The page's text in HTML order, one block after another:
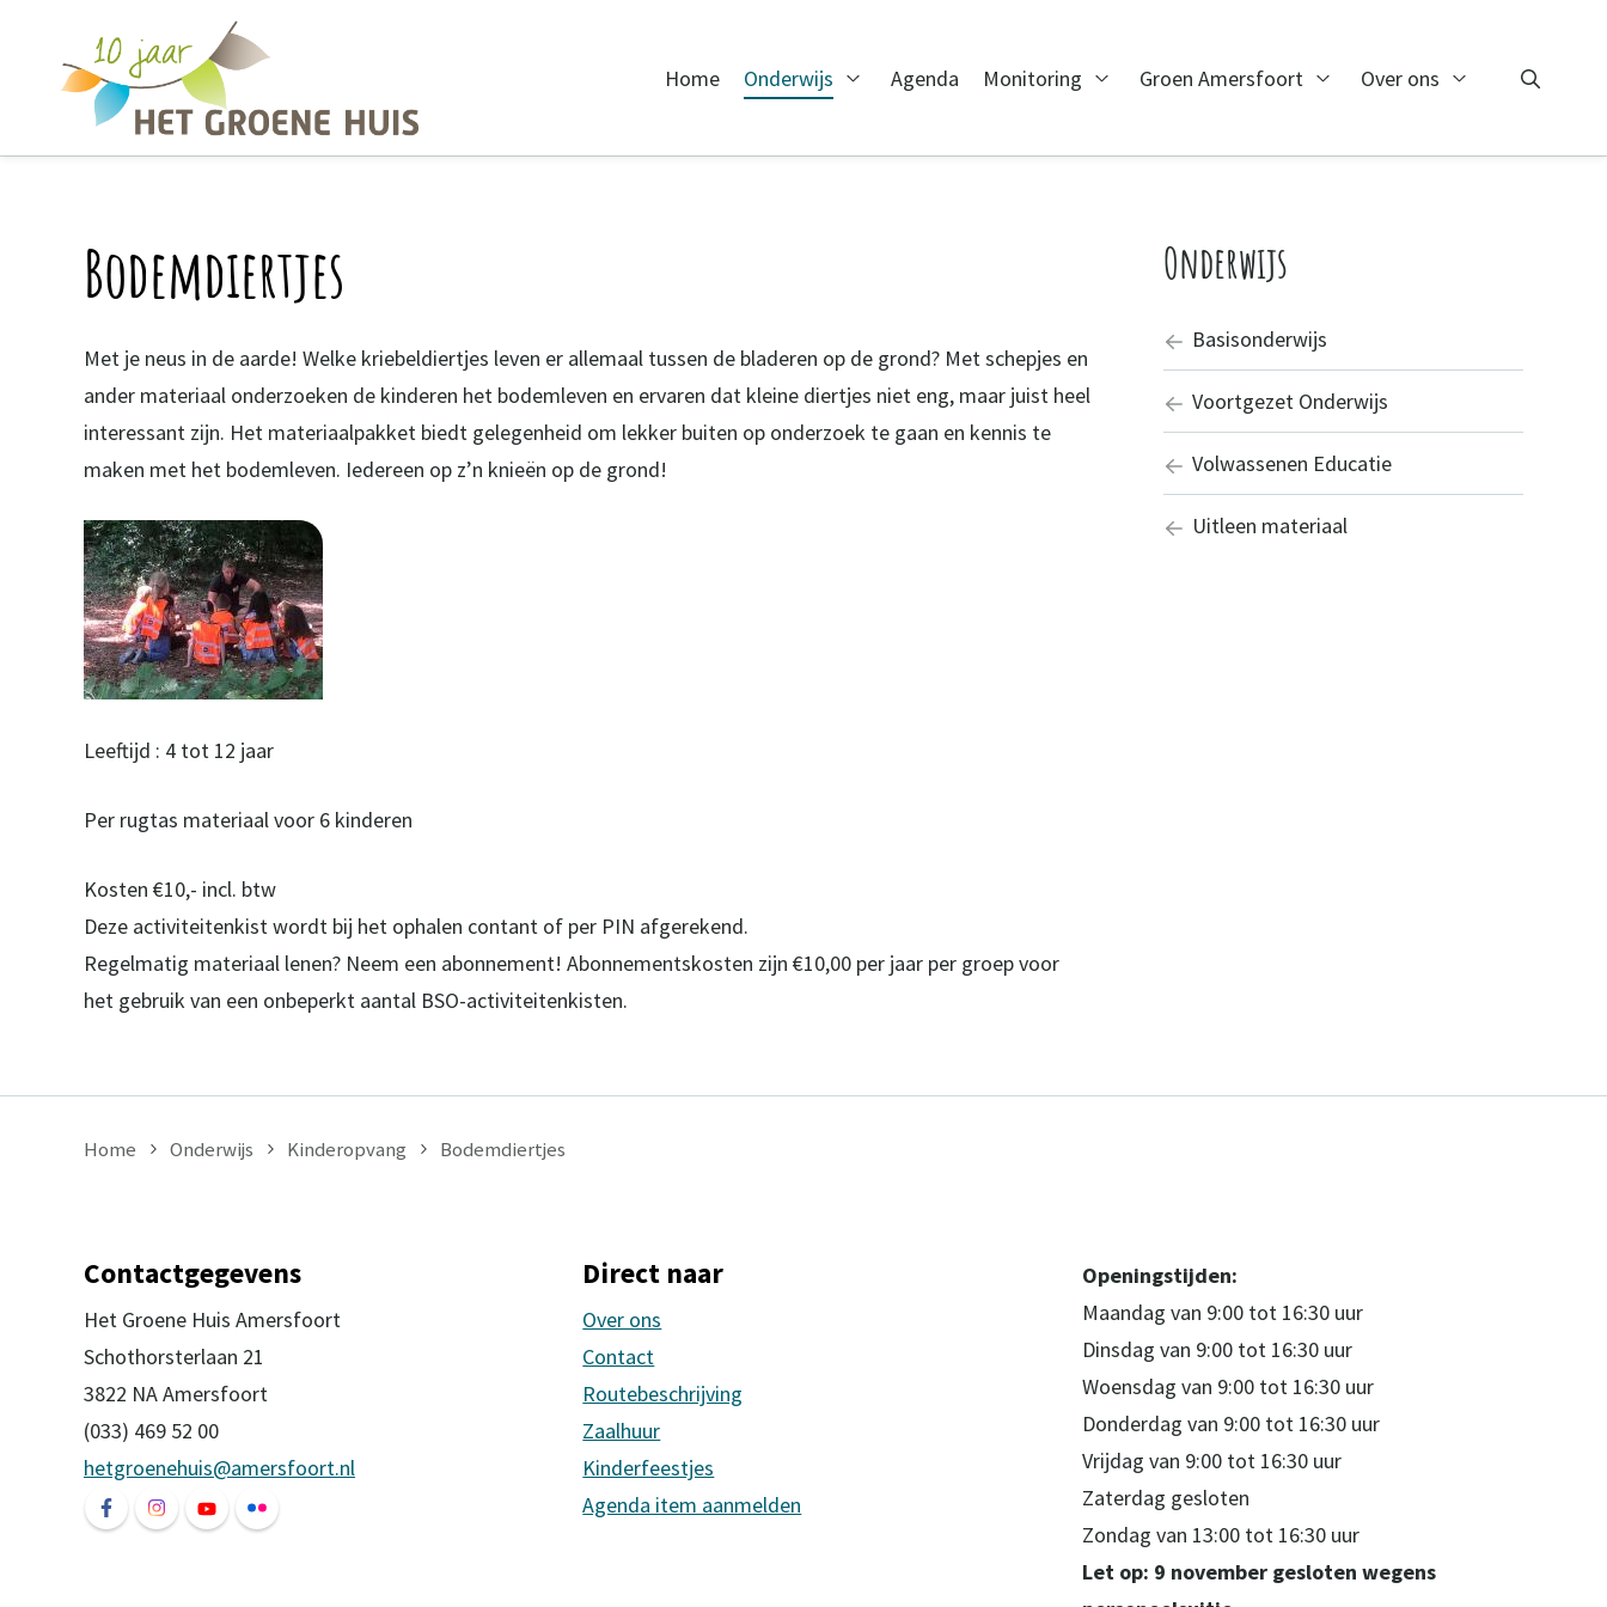
Overslaan en naar de inhoud gaan
Home
Onderwijs
Open Onderwijs
Agenda Monitoring
Open Monitoring
Groen Amersfoort
Open Groen Amersfoort
Over ons
Open Over ons
Zoeken
Bodemdiertjes
Met je neus in de aarde! Welke kriebeldiertjes leven er allemaal tussen de bladeren op de grond? Met schepjes en
ander materiaal onderzoeken de kinderen het bodemleven en ervaren dat kleine diertjes niet eng, maar juist heel
interessant zijn. Het materiaalpakket biedt gelegenheid om lekker buiten op onderzoek te gaan en kennis te
maken met het bodemleven. Iedereen op z’n knieën op de grond!
Leeftijd : 4 tot 12 jaar
Per rugtas materiaal voor 6 kinderen
Kosten €10,- incl. btw
Deze activiteitenkist wordt bij het ophalen contant of per PIN afgerekend.
Regelmatig materiaal lenen? Neem een abonnement! Abonnementskosten zijn €10,00 per jaar per groep voor
het gebruik van een onbeperkt aantal BSO-activiteitenkisten.
Onderwijs
Basisonderwijs
Voortgezet Onderwijs
Volwassenen Educatie
Uitleen materiaal
Home Onderwijs Kinderopvang Bodemdiertjes
Contactgegevens
Het Groene Huis Amersfoort
Schothorsterlaan 21
3822 NA Amersfoort
(033) 469 52 00
hetgroenehuis@amersfoort.nl
Volg ons op Facebook Het Groene Huis Amersfoort
Volg ons op Instagram Het Groene Huis Amersfoort
Volg ons op YouTube Het Groene Huis Amersfoort
Volg ons op Flickr Het Groene Huis Amersfoort
Direct naar
Over ons
Contact
Routebeschrijving
Zaalhuur
Kinderfeestjes
Agenda item aanmelden
Openingstijden:
Maandag van 9:00 tot 16:30 uur
Dinsdag van 9:00 tot 16:30 uur
Woensdag van 9:00 tot 16:30 uur
Donderdag van 9:00 tot 16:30 uur
Vrijdag van 9:00 tot 16:30 uur
Zaterdag gesloten
Zondag van 13:00 tot 16:30 uur
Let op: 9 november gesloten wegens